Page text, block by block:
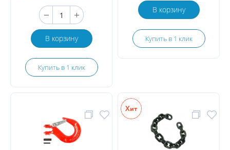
В корзину
Купить в 1 клик
В корзину
Купить в 1 клик